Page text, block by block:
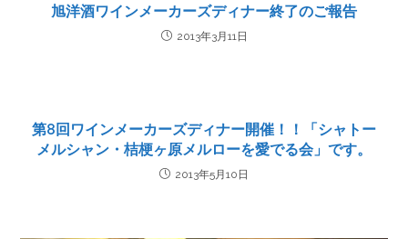
旭洋酒ワインメーカーズディナー終了のご報告
2013年3月11日
第8回ワインメーカーズディナー開催！！「シャトー
メルシャン・桔梗ヶ原メルローを愛でる会」です。
2013年5月10日